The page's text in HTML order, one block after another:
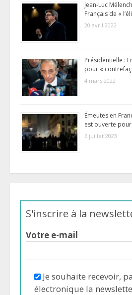
Jean-Luc
Français de «
20 avril 2022
Présidentielle :
pour «
4 mars 2022
Émeutes en
est ouverte
6 juillet 2023
S'inscrire à la
Votre e-mail
Je souhaite recevoir,
électronique la